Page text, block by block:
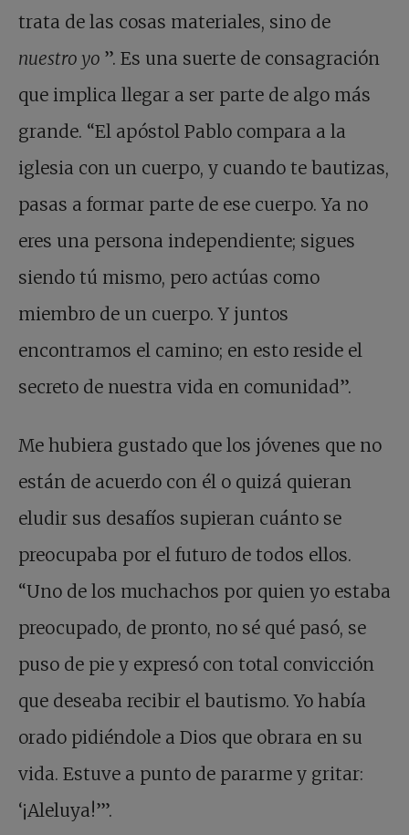
trata de las cosas materiales, sino de
nuestro yo ”. Es una suerte de consagración
que implica llegar a ser parte de algo más
grande. “El apóstol Pablo compara a la
iglesia con un cuerpo, y cuando te bautizas,
pasas a formar parte de ese cuerpo. Ya no
eres una persona independiente; sigues
siendo tú mismo, pero actúas como
miembro de un cuerpo. Y juntos
encontramos el camino; en esto reside el
secreto de nuestra vida en comunidad”.
Me hubiera gustado que los jóvenes que no
están de acuerdo con él o quizá quieran
eludir sus desafíos supieran cuánto se
preocupaba por el futuro de todos ellos.
“Uno de los muchachos por quien yo estaba
preocupado, de pronto, no sé qué pasó, se
puso de pie y expresó con total convicción
que deseaba recibir el bautismo. Yo había
orado pidiéndole a Dios que obrara en su
vida. Estuve a punto de pararme y gritar:
‘¡Aleluya!’”.